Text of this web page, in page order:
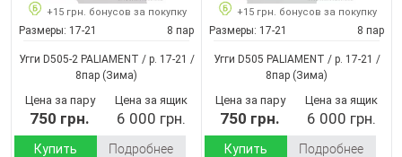
+15 грн. бонусов за покупку
Размеры: 17-21 8 пар
Угги D505-2 PALIAMENT / p. 17-21 /
8пар (Зима)
Цена за пару
750 грн.
Цена за ящик
6 000 грн.
Купить Подробнее
+15 грн. бонусов за покупку
Размеры: 17-21 8 пар
Угги D505 PALIAMENT / p. 17-21 /
8пар (Зима)
Цена за пару
750 грн.
Цена за ящик
6 000 грн.
Купить Подробнее